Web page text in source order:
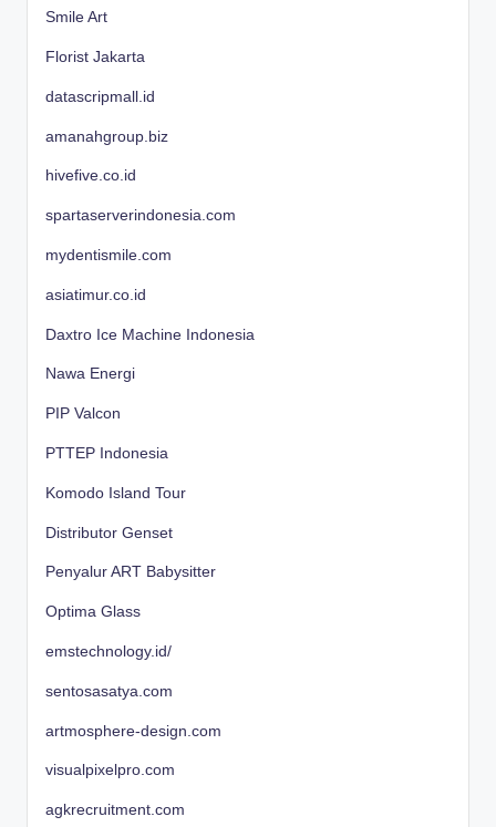
Smile Art
Florist Jakarta
datascripmall.id
amanahgroup.biz
hivefive.co.id
spartaserverindonesia.com
mydentismile.com
asiatimur.co.id
Daxtro Ice Machine Indonesia
Nawa Energi
PIP Valcon
PTTEP Indonesia
Komodo Island Tour
Distributor Genset
Penyalur ART Babysitter
Optima Glass
emstechnology.id/
sentosasatya.com
artmosphere-design.com
visualpixelpro.com
agkrecruitment.com